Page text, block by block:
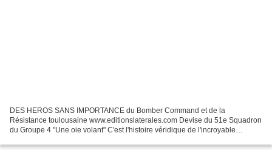
DES HEROS SANS IMPORTANCE du Bomber Command et de la
Résistance toulousaine www.editionslaterales.com Devise du 51e Squadron
du Groupe 4 "Une oie volant" C'est l'histoire véridique de l'incroyable